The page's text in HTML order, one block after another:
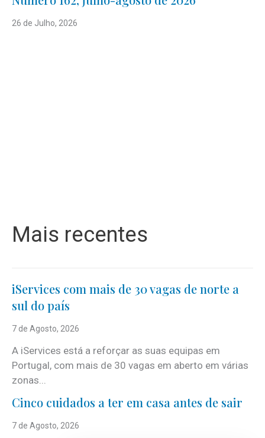
26 de Julho, 2026
Mais recentes
iServices com mais de 30 vagas de norte a
sul do país
7 de Agosto, 2026
A iServices está a reforçar as suas equipas em
Portugal, com mais de 30 vagas em aberto em várias
zonas...
Cinco cuidados a ter em casa antes de sair
7 de Agosto, 2026